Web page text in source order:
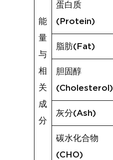
能
量
与
相
关
成
分
蛋白质
(Protein)
脂肪(Fat)
胆固醇
(Cholesterol)
灰分(Ash)
碳水化合物
(CHO)